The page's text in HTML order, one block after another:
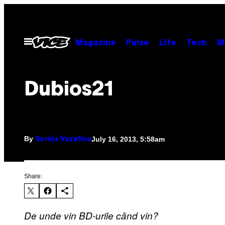
contentOpen
Menu
Magazine Pulse Life Tech
Dubios21
By Sorina VazelinaJuly 16, 2013, 5:58am
Share:
De unde vin BD-urile când vin?